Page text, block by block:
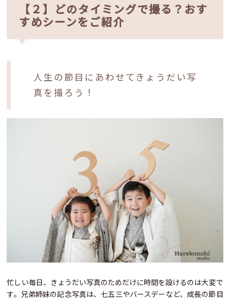
【２】どのタイミングで撮る？おす
すめシーンをご紹介
人生の節目にあわせてきょうだい写
真を撮ろう！
忙しい毎日、きょうだい写真のためだけに時間を設けるのは大変で
す。兄弟姉妹の記念写真は、七五三やバースデーなど、成長の節目